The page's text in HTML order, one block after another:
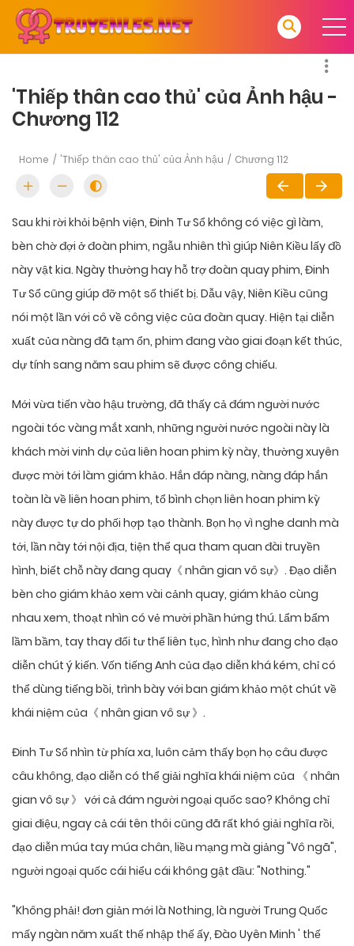
'Thiếp thân cao thủ' của Ảnh hậu -
Chương 112
Home 'Thiếp thân cao thủ' của Ảnh hậu Chương 112
Sau khi rời khỏi bệnh viện, Đinh Tư Sổ không có việc gì làm,
bèn chờ đợi ở đoàn phim, ngẫu nhiên thì giúp Niên Kiều lấy đồ
này vật kia. Ngày thường hay hỗ trợ đoàn quay phim, Đinh
Tư Sổ cũng giúp đỡ một số thiết bị. Dẫu vậy, Niên Kiều cũng
nói một lần với cô về công việc của đoàn quay. Hiện tại diễn
xuất của nàng đã tạm ổn, phim đang vào giai đoạn kết thúc,
dự tính sang năm sau phim sẽ được công chiếu.
Mới vừa tiến vào hậu trường, đã thấy cả đám người nước
ngoài tóc vàng mắt xanh, những người nước ngoài này là
khách mời vinh dự của liên hoan phim kỳ này, thường xuyên
được mời tới làm giám khảo. Hắn đáp nàng, nàng đáp hắn
toàn là về liên hoan phim, tổ bình chọn liên hoan phim kỳ
này được tự do phối hợp tạo thành. Bọn họ vì nghe danh mà
tới, lần này tới nội địa, tiện thể qua tham quan đài truyền
hình, biết chỗ này đang quay《 nhân gian vô sự》. Đạo diễn
bèn cho giám khảo xem vài cảnh quay, giám khảo cùng
nhau xem, thoạt nhìn có vẻ mười phần hứng thú. Lẩm bẩm
lầm bầm, tay thay đổi tư thế liên tục, hình như đang cho đạo
diễn chút ý kiến. Vốn tiếng Anh của đạo diễn khá kém, chỉ có
thể dùng tiếng bồi, trình bày với ban giám khảo một chút về
khái niệm của《 nhân gian vô sự 》.
Đinh Tư Sổ nhìn từ phía xa, luôn cảm thấy bọn họ câu được
câu không, đạo diễn có thể giải nghĩa khái niệm của 《 nhân
gian vô sự 》 với cả đám người ngoại quốc sao? Không chỉ
giai điệu, ngay cả cái tên thôi cũng đã rất khó giải nghĩa rồi,
đạo diễn múa tay múa chân, liều mạng mà giảng "Vô ngã",
người ngoại quốc cái hiểu cái không gật đầu: "Nothing."
"Không phải! đơn giản mới là Nothing, là người Trung Quốc
mấy ngàn năm xuất thế nhập thế ấy, Đào Uyên Minh ' thế